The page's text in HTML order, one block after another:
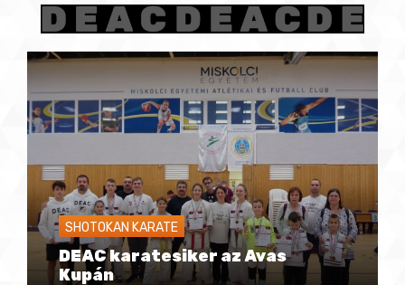
SHOTOKAN KARATE
DEAC karatesiker az Avas
Kupán